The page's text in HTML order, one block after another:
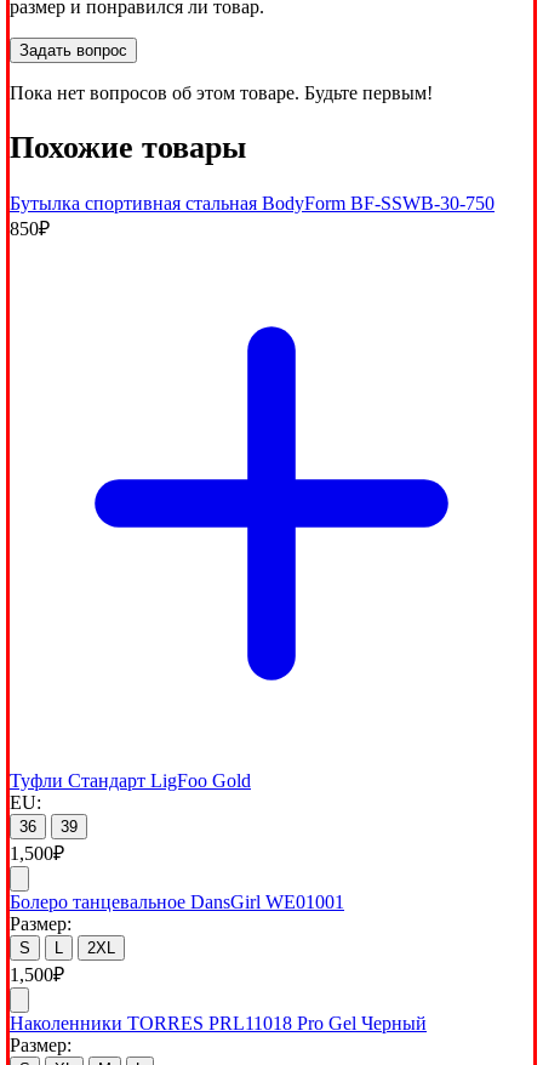
размер и понравился ли товар.
Задать вопрос
Пока нет вопросов об этом товаре. Будьте первым!
Похожие товары
Бутылка спортивная стальная BodyForm BF-SSWB-30-750
850₽
Туфли Стандарт LigFoo Gold
EU:
36 39
1,500₽
Болеро танцевальное DansGirl WE01001
Размер:
S 2XL
1,500₽
Наколенники TORRES PRL11018 Pro Gel Черный
Размер: